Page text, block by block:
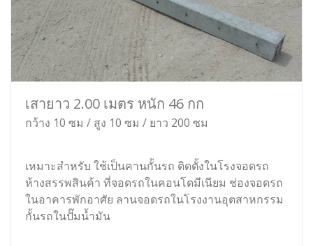
เสายาว 2.00 เมตร หนัก 46 กก
กว้าง 10 ซม / สูง 10 ซม / ยาว 200 ซม
เหมาะสำหรับ ใช้เป็นคานกั้นรถ ติดตั้งในโรงจอดรถ
ห้างสรรพสินค้า ที่จอดรถในคอนโดมีเนียม ช่องจอดรถ
ในอาคารพักอาศัย ลานจอดรถในโรงงานอุตสาหกรรม
กั้นรถในปั๊มน้ำมัน